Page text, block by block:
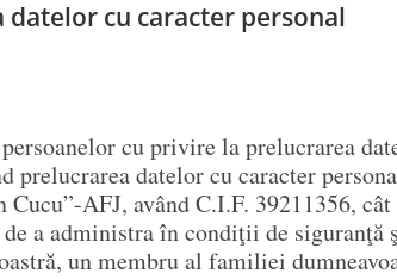
datelor cu caracter personal
cu privire la prelucrarea
prelucrarea datelor cu caracter
AFJ, având C.I.F. 39211356,
a administra în condiţii de siguranţă
un membru al familiei